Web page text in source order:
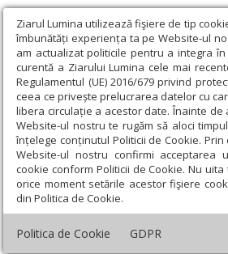
Ziarul Lumina utilizează fişiere de tip
îmbunătăți experiența ta pe Website-ul
am actualizat politicile pentru a integra
curentă a Ziarului Lumina cele mai
Regulamentul (UE) 2016/679 privind
ceea ce privește prelucrarea datelor cu
libera circulație a acestor date. Înainte de
Website-ul nostru te rugăm să aloci
înțelege conținutul Politicii de Cookie.
Website-ul nostru confirmi acceptarea
cookie conform Politicii de Cookie. Nu
orice moment setările acestor fişiere
din Politica de Cookie.
Politica de Cookie GDPR
Calendar articole
« MARTIE 2025